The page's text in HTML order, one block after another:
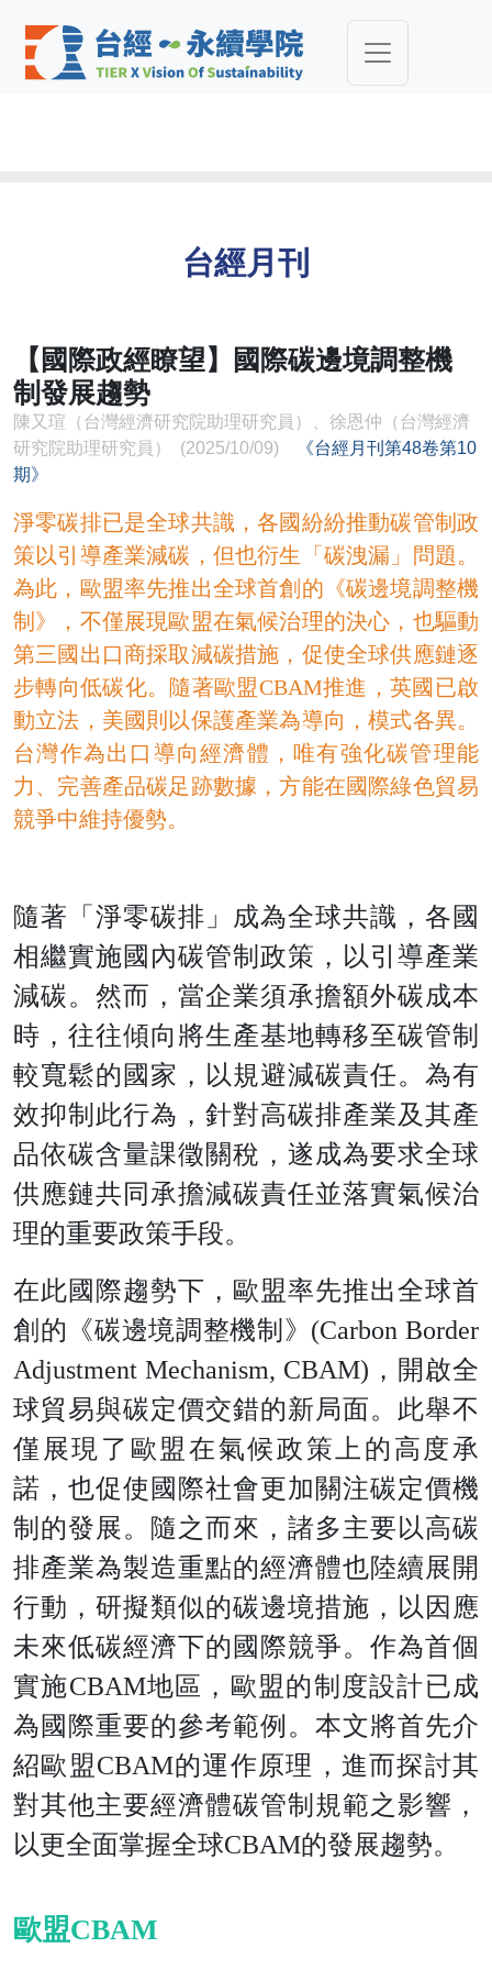
台經月刊
【國際政經瞭望】國際碳邊境調整機
制發展趨勢
陳又瑄（台灣經濟研究院助理研究員）、徐恩仲（台灣經濟
研究院助理研究員） (2025/10/09)
《台經月刊第48卷第10
期》
淨零碳排已是全球共識，各國紛紛推動碳管制政
策以引導產業減碳，但也衍生「碳洩漏」問題。
為此，歐盟率先推出全球首創的《碳邊境調整機
制》，不僅展現歐盟在氣候治理的決心，也驅動
第三國出口商採取減碳措施，促使全球供應鏈逐
步轉向低碳化。隨著歐盟CBAM推進，英國已啟
動立法，美國則以保護產業為導向，模式各異。
台灣作為出口導向經濟體，唯有強化碳管理能
力、完善產品碳足跡數據，方能在國際綠色貿易
競爭中維持優勢。
隨著「淨零碳排」成為全球共識，各國
相繼實施國內碳管制政策，以引導產業
減碳。然而，當企業須承擔額外碳成本
時，往往傾向將生產基地轉移至碳管制
較寬鬆的國家，以規避減碳責任。為有
效抑制此行為，針對高碳排產業及其產
品依碳含量課徵關稅，遂成為要求全球
供應鏈共同承擔減碳責任並落實氣候治
理的重要政策手段。
在此國際趨勢下，歐盟率先推出全球首
創的《碳邊境調整機制》(Carbon Border
Adjustment Mechanism, CBAM)，開啟全
球貿易與碳定價交錯的新局面。此舉不
僅展現了歐盟在氣候政策上的高度承
諾，也促使國際社會更加關注碳定價機
制的發展。隨之而來，諸多主要以高碳
排產業為製造重點的經濟體也陸續展開
行動，研擬類似的碳邊境措施，以因應
未來低碳經濟下的國際競爭。作為首個
實施CBAM地區，歐盟的制度設計已成
為國際重要的參考範例。本文將首先介
紹歐盟CBAM的運作原理，進而探討其
對其他主要經濟體碳管制規範之影響，
以更全面掌握全球CBAM的發展趨勢。
歐盟CBAM